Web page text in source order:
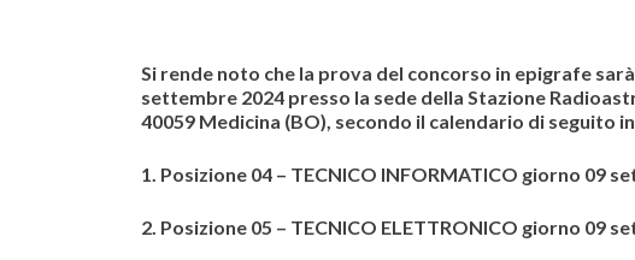
Si rende noto che la prova del concorso in epigrafe
settembre 2024 presso la sede della Stazione
40059 Medicina (BO), secondo il calendario di seguito
1. Posizione 04 – TECNICO INFORMATICO giorno 09
2. Posizione 05 – TECNICO ELETTRONICO giorno 09